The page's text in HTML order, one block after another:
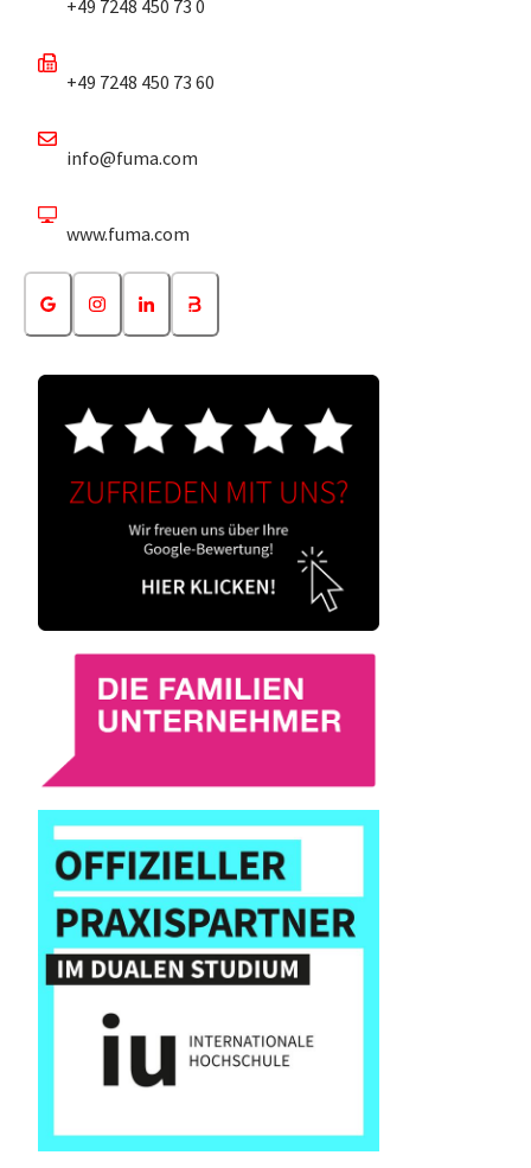
+49 7248 450 73 0
+49 7248 450 73 60
info@fuma.com
www.fuma.com